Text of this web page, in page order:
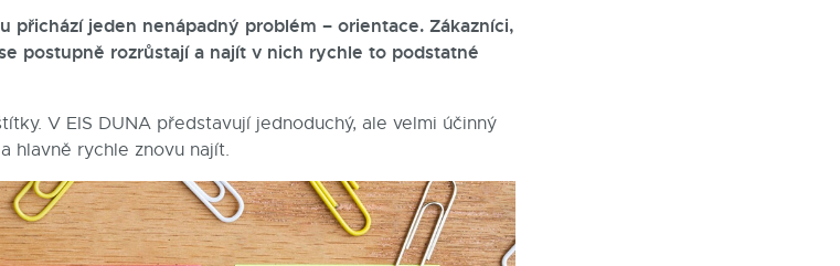
přichází jeden nenápadný problém – orientace. Zákazníci,
postupně rozrůstají a najít v nich rychle to podstatné
V EIS DUNA představují jednoduchý, ale velmi účinný
hlavně rychle znovu najít.